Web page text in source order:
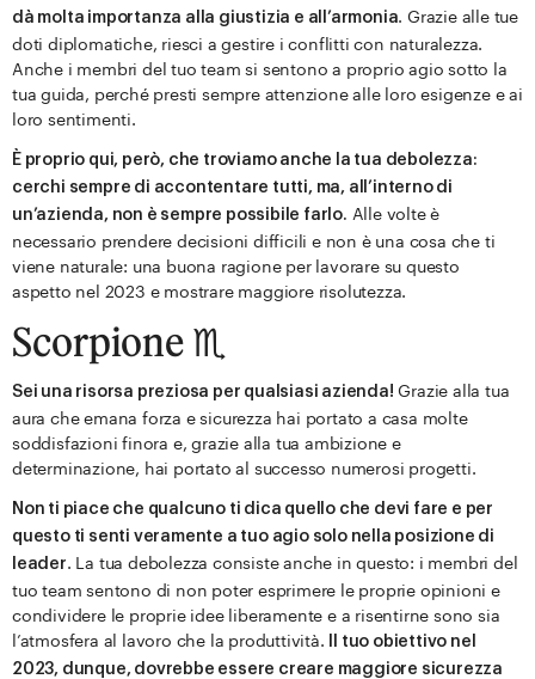
dà molta importanza alla giustizia e all’armonia. Grazie alle tue
doti diplomatiche, riesci a gestire i conflitti con naturalezza.
Anche i membri del tuo team si sentono a proprio agio sotto la
tua guida, perché presti sempre attenzione alle loro esigenze e ai
loro sentimenti.
È proprio qui, però, che troviamo anche la tua debolezza:
cerchi sempre di accontentare tutti, ma, all’interno di
un’azienda, non è sempre possibile farlo. Alle volte è
necessario prendere decisioni difficili e non è una cosa che ti
viene naturale: una buona ragione per lavorare su questo
aspetto nel 2023 e mostrare maggiore risolutezza.
Scorpione ♏️
Sei una risorsa preziosa per qualsiasi azienda! Grazie alla tua
aura che emana forza e sicurezza hai portato a casa molte
soddisfazioni finora e, grazie alla tua ambizione e
determinazione, hai portato al successo numerosi progetti.
Non ti piace che qualcuno ti dica quello che devi fare e per
questo ti senti veramente a tuo agio solo nella posizione di
leader. La tua debolezza consiste anche in questo: i membri del
tuo team sentono di non poter esprimere le proprie opinioni e
condividere le proprie idee liberamente e a risentirne sono sia
l’atmosfera al lavoro che la produttività.
Il tuo obiettivo nel
2023, dunque, dovrebbe essere creare maggiore sicurezza